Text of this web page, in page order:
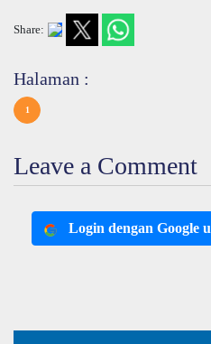
Share:
Halaman :
1
Leave a Comment
Login dengan Google